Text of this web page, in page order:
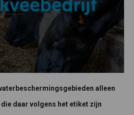
alleen
daar volgens het etiket zijn